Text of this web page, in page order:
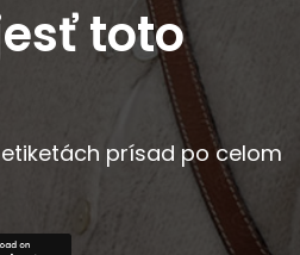
toto
prísad po celom